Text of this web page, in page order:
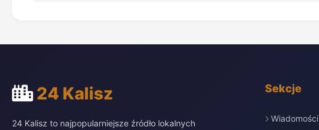
24 Kalisz
24 Kalisz to najpopularniejsze źródło lokalnych
Sekcje
Wiadomości